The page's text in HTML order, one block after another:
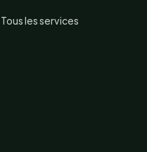
Tous les services